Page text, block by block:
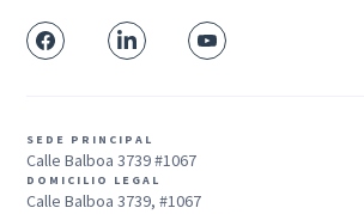
SEDE PRINCIPAL
Calle Balboa 3739 #1067
DOMICILIO LEGAL
Calle Balboa 3739, #1067